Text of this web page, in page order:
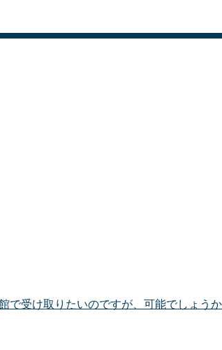
受け取りたいのですが、可能でしょうか